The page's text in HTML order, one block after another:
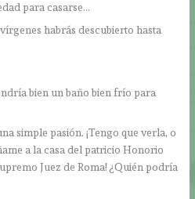
para casarse…
habrás descubierto hasta
bien un baño bien frío para
simple pasión. ¡Tengo que verla, o
a la casa del patricio Honorio
Juez de Roma! ¿Quién podría